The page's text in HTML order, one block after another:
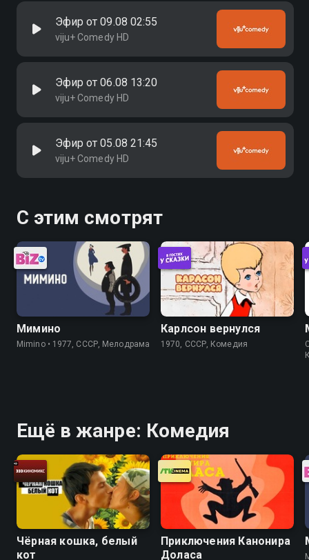
Эфир от 09.08 02:55
viju+ Comedy HD
Эфир от 06.08 13:20
viju+ Comedy HD
Эфир от 05.08 21:45
viju+ Comedy HD
С этим смотрят
Мимино
Mimino • 1977, СССР, Мелодрама
Карлсон вернулся
1970, СССР, Комедия
Ещё в жанре: Комедия
Чёрная кошка, белый
кот
Приключения Канонира
Доласа